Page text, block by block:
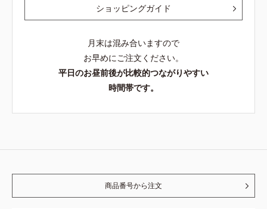
ショッピングガイド
月末は混み合いますので
お早めにご注文ください。
平日のお昼前後が比較的つながりやすい
時間帯です。
商品番号から注文